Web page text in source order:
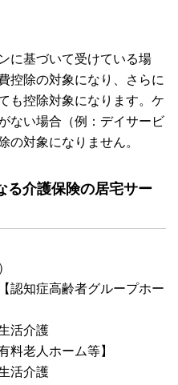
に基づいて受けている場
控除の対象になり、さらに
も控除対象になります。ケ
ない場合（例：デイサービ
の対象になりません。
る介護保険の居宅サー
認知症高齢者グループホー
活介護
料老人ホーム等】
活介護